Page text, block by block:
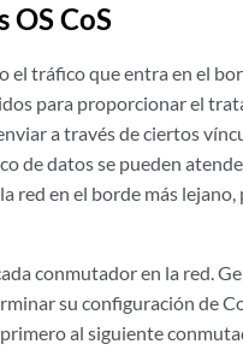
OS CoS
el tráfico que entra en el
para proporcionar el
a través de ciertos
de datos se pueden
red en el borde más
conmutador en la red.
su configuración de
al siguiente